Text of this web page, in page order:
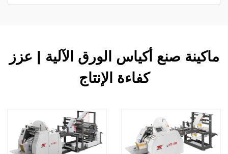
ماكينة صنع أكياس الورق الآلية | عزز
كفاءة الإنتاج